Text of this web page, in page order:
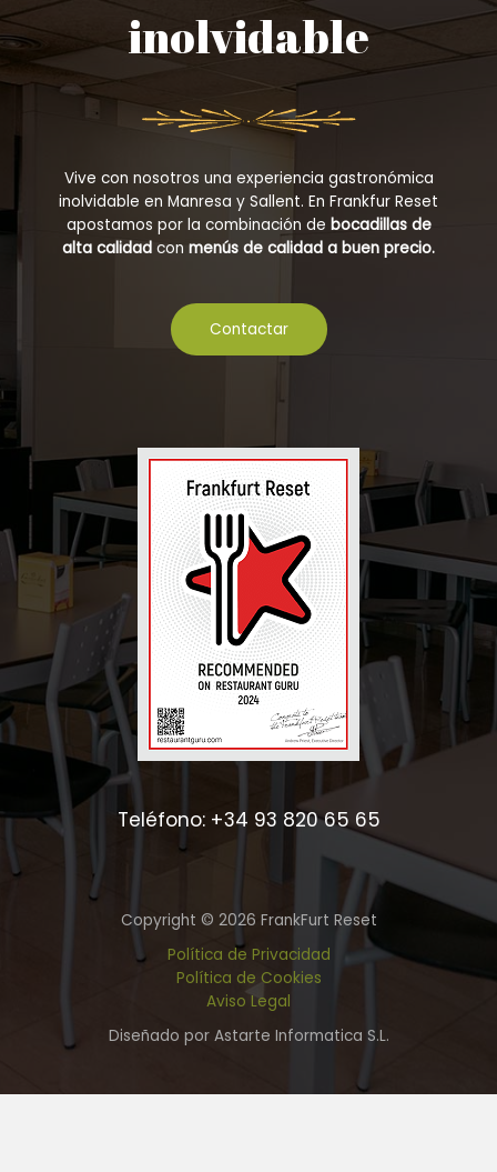
inolvidable
Vive con nosotros una experiencia gastronómica
inolvidable en Manresa y Sallent. En Frankfur Reset
apostamos por la combinación de bocadillas de
alta calidad con menús de calidad a buen precio.
Contactar
Teléfono: +34 93 820 65 65
Copyright © 2026 FrankFurt Reset
Política de Privacidad
Política de Cookies
Aviso Legal
Diseñado por Astarte Informatica S.L.